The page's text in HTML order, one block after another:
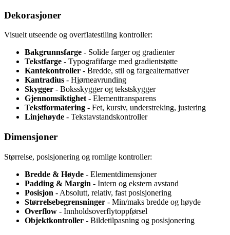
Dekorasjoner
Visuelt utseende og overflatestiling kontroller:
Bakgrunnsfarge - Solide farger og gradienter
Tekstfarge - Typografifarge med gradientstøtte
Kantekontroller - Bredde, stil og fargealternativer
Kantradius - Hjørneavrunding
Skygger - Boksskygger og tekstskygger
Gjennomsiktighet - Elementtransparens
Tekstformatering - Fet, kursiv, understreking, justering
Linjehøyde - Tekstavstandskontroller
Dimensjoner
Størrelse, posisjonering og romlige kontroller:
Bredde & Høyde - Elementdimensjoner
Padding & Margin - Intern og ekstern avstand
Posisjon - Absolutt, relativ, fast posisjonering
Størrelsebegrensninger - Min/maks bredde og høyde
Overflow - Innholdsoverflytoppførsel
Objektkontroller - Bildetilpasning og posisjonering